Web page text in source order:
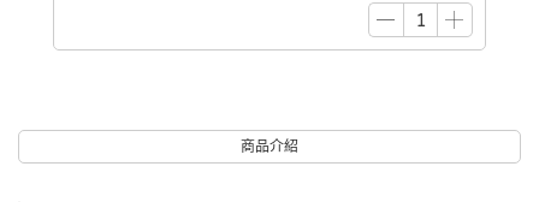
商品介紹